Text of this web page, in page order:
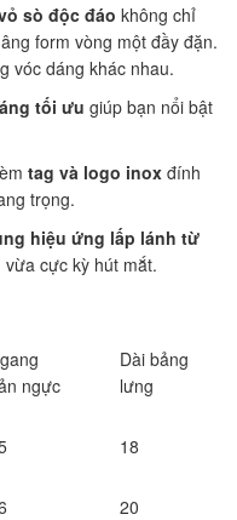
sò độc đáo không chỉ
form vòng một đầy đặn.
vóc dáng khác nhau.
tối ưu giúp bạn nổi bật
tag và logo inox đính
trọng.
hiệu ứng lấp lánh từ
cực kỳ hút mắt.
ngực
Dài bảng
lưng
18
20